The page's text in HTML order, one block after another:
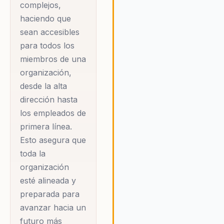
capacidad para
anticipar cambios y
preparar a las
empresas para ellos
es una de sus
mayores fortalezas. A
través de sus
conferencias, Seth
aborda temas críticos
como la importancia
de la resiliencia
organizacional, la
necesidad de un
liderazgo adaptativo y
el papel de la
innovación en la
complejos,
haciendo que
sean accesibles
para todos los
miembros de una
organización,
desde la alta
dirección hasta
los empleados de
primera línea.
Esto asegura que
toda la
organización
esté alineada y
preparada para
avanzar hacia un
futuro más